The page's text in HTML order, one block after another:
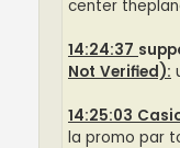
center
14:24:37
Not Verified):
14:25:03
la promo par